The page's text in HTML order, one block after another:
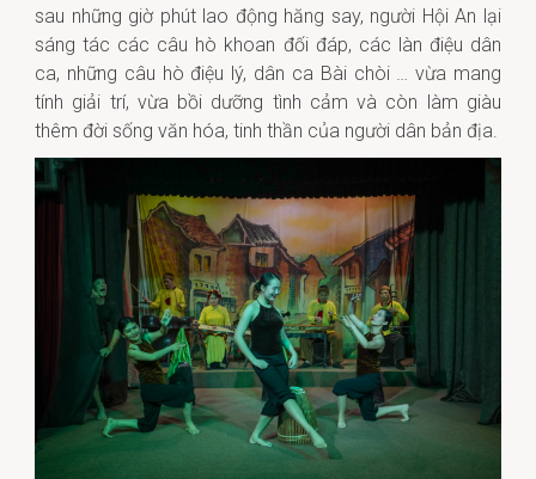
sau những giờ phút lao động hăng say, người Hội An lại
sáng tác các câu hò khoan đối đáp, các làn điệu dân
ca, những câu hò điệu lý, dân ca Bài chòi… vừa mang
tính giải trí, vừa bồi dưỡng tình cảm và còn làm giàu
thêm đời sống văn hóa, tinh thần của người dân bản địa.